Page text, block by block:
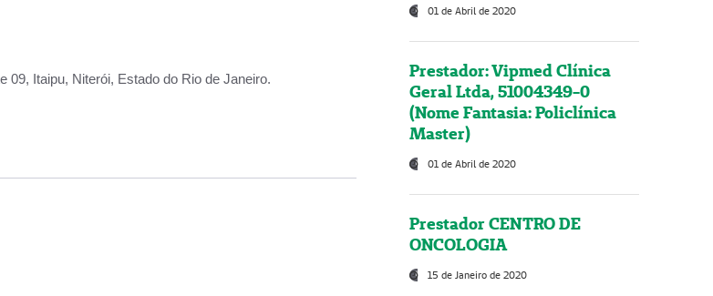
09, Itaipu, Niterói, Estado do Rio de Janeiro.
01 de Abril de 2020
Prestador: Vipmed Clínica
Geral Ltda, 51004349-0
(Nome Fantasia: Policlínica
Master)
01 de Abril de 2020
Prestador CENTRO DE
ONCOLOGIA
15 de Janeiro de 2020